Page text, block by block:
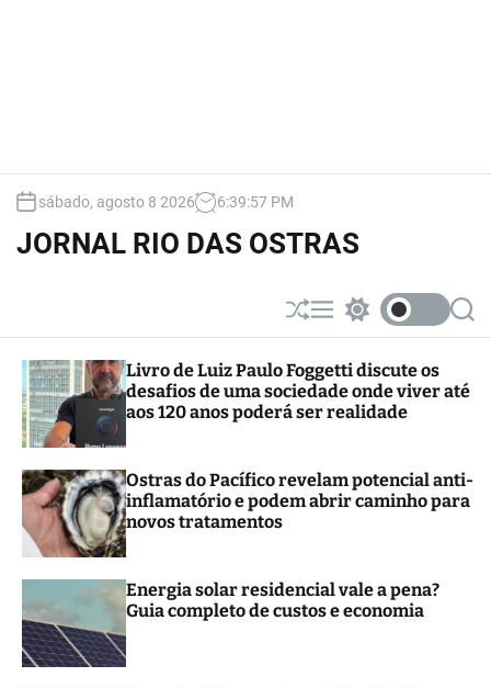
sábado, agosto 8 2026 6:39:58 PM
JORNAL RIO DAS OSTRAS
S
h
ff
l
e
M
e
u
w
t
c
h
o
r
e
S
e
c
Livro de Luiz Paulo Foggetti discute os
desafios de uma sociedade onde viver até
aos 120 anos poderá ser realidade
Ostras do Pacífico revelam potencial anti-
inflamatório e podem abrir caminho para
novos tratamentos
Energia solar residencial vale a pena?
Guia completo de custos e economia